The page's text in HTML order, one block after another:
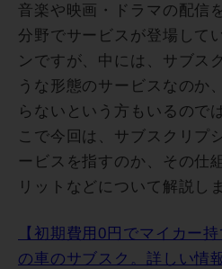
音楽や映画・ドラマの配信
分野でサービスが登場して
ンですが、中には、サブス
うな形態のサービスなのか
らないという方もいるので
こで今回は、サブスクリプ
ービスを指すのか、その仕
リットなどについて解説し
【初期費用0円でマイカー
の車のサブスク。詳しい情